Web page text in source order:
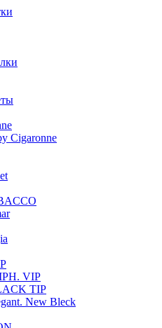
Cigaronne
VIP
TIP
New Bleck